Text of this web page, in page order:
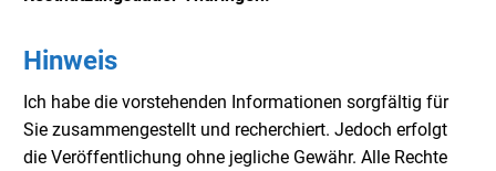
Hinweis
Ich habe die vorstehenden Informationen sorgfältig für
Sie zusammengestellt und recherchiert. Jedoch erfolgt
die Veröffentlichung ohne jegliche Gewähr. Alle Rechte